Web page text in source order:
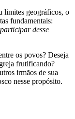
limites geográficos, o
fundamentais:
desse
os povos? Deseja
frutificando?
irmãos de sua
nesse propósito.